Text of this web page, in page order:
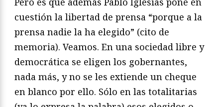
cuestión la libertad de prensa “porque a la
prensa nadie la ha elegido” (cito de
memoria). Veamos. En una sociedad libre y
democrática se eligen los gobernantes,
nada más, y no se les extiende un cheque
en blanco por ello. Sólo en las totalitarias